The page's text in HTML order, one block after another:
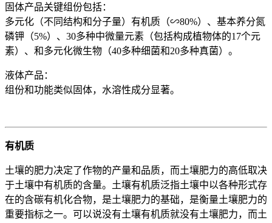
固体产品关键组份包括：
多元化（不同结构和分子量）有机质（∽80%）、基本养分氮
磷钾（5%）、30多种中微量元素（包括构成植物体的17个元
素）、和多元化微生物（40多种细菌和20多种真菌）。
液体产品：
组份和功能类似固体，水溶性成分显著。
有机质
土壤的肥力决定了作物的产量和品质，而土壤肥力的高低取决
于土壤中有机质的含量。土壤有机质泛指土壤中以各种形式存
在的含碳有机化合物，是土壤肥力的基础，是衡量土壤肥力的
重要指标之一。可以说没有土壤有机质就没有土壤肥力，而土